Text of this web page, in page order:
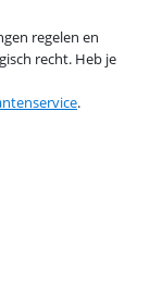
regelen en
recht. Heb je
.